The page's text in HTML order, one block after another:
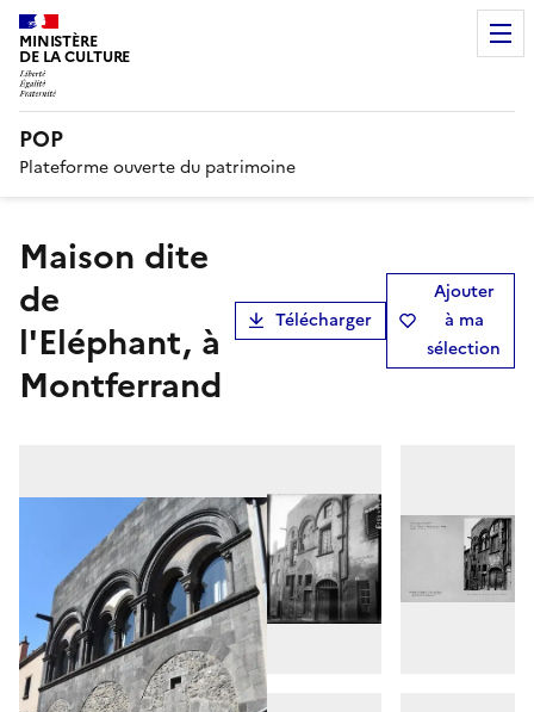
MINISTÈRE
DE LA CULTURE
POP
Plateforme ouverte du patrimoine
Maison dite
de
l'Eléphant, à
Montferrand
Télécharger
Ajouter
à ma
sélection